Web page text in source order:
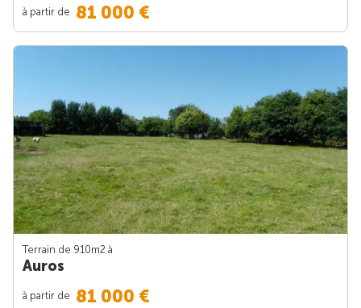
à partir de 81 000 €
Terrain de 910m2 à
Auros
à partir de 81 000 €